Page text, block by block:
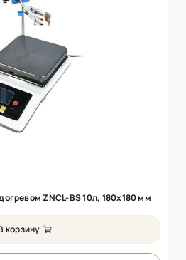
ZNCL-BS 10л, 180х180 мм
корзину